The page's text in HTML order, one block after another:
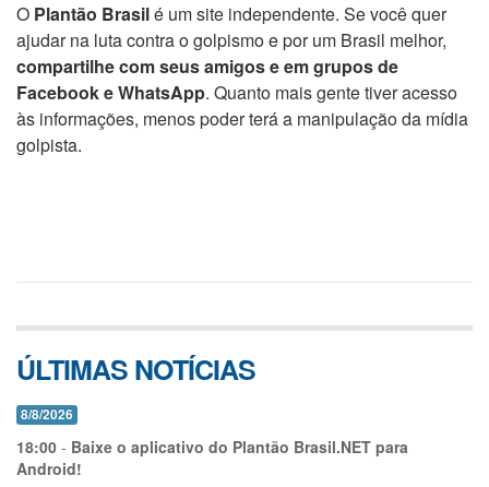
O Plantão Brasilé um site independente. Se você quer
ajudar na luta contra o golpismo e por um Brasil melhor,
compartilhe com seus amigos e em grupos de
Facebook e WhatsApp. Quanto mais gente tiver acesso
às informações, menos poder terá a manipulação da mídia
golpista.
ÚLTIMAS NOTÍCIAS
8/8/2026
18:00 - Baixe o aplicativo do Plantão Brasil.NET para
Android!